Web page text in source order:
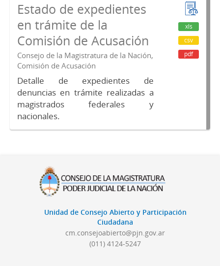
Estado de expedientes
en trámite de la
Comisión de Acusación
Consejo de la Magistratura de la Nación,
Comisión de Acusación
Detalle de expedientes de
denuncias en trámite realizadas a
magistrados federales y
nacionales.
xls
csv
pdf
Unidad de Consejo Abierto y Participación
Ciudadana
cm.consejoabierto@pjn.gov.ar
(011) 4124-5247